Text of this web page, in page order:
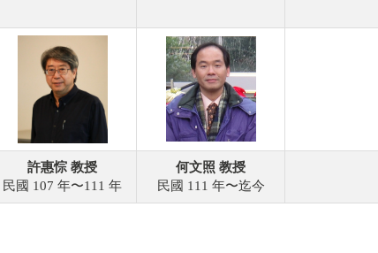
許惠悰 教授
民國 107 年〜111 年
何文照 教授
民國 111 年〜迄今